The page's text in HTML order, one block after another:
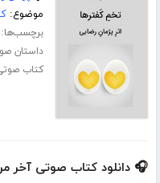
موضوع:
داستان
کتاب
🎧 دانلود کتاب صوتی آخر